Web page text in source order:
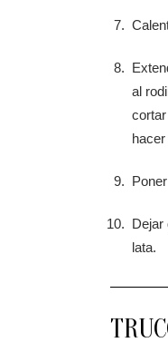
al
Dejar
lata.